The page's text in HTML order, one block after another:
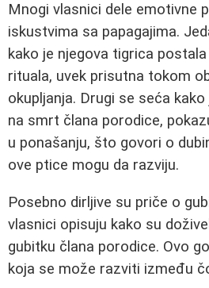
Mnogi vlasnici dele emotivne
iskustvima sa papagajima.
kako je njegova tigrica
rituala, uvek prisutna tokom
okupljanja. Drugi se seća
na smrt člana porodice,
u ponašanju, što govori o
ove ptice mogu da razviju.
Posebno dirljive su priče o
vlasnici opisuju kako su
gubitku člana porodice. Ovo
koja se može razviti između